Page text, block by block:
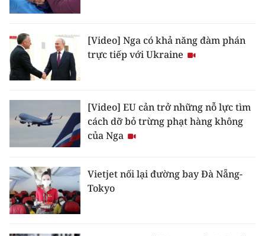
PHÁP LUẬT
DU LỊCH
THẾ GIỚI
GIÁO DỤC
KHOA HỌC - CÔNG NGHỆ
MÔI TRƯỜNG
[Video] Nga có khả năng đàm phán
trực tiếp với Ukraine
[Video] EU cản trở những nỗ lực tìm
cách dỡ bỏ trừng phạt hàng không
của Nga
Vietjet nối lại đường bay Đà Nẵng-
Tokyo